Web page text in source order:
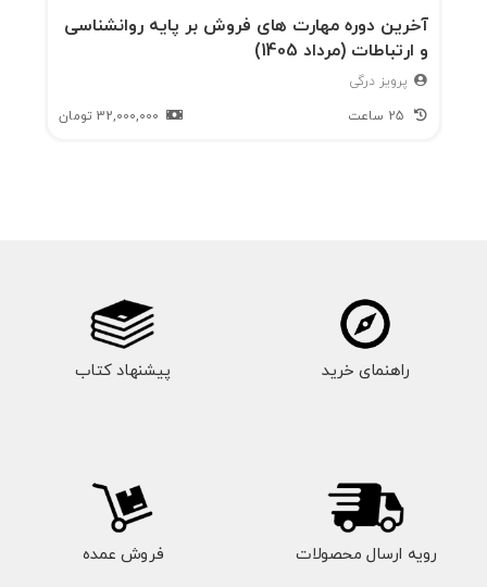
آخرین دوره مهارت های فروش بر پایه روانشناسی
و ارتباطات (مرداد 1405)
پرویز درگی
32,000,000 تومان
راهنمای خرید پیشنهاد کتاب
رویه ارسال محصولات فروش عمده